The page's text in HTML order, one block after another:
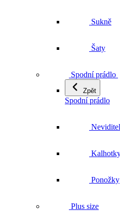
Sukně
Šaty
Spodní prádlo
Zpět
Spodní prádlo
Ponožky
Plus size